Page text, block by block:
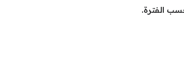
الفترة.